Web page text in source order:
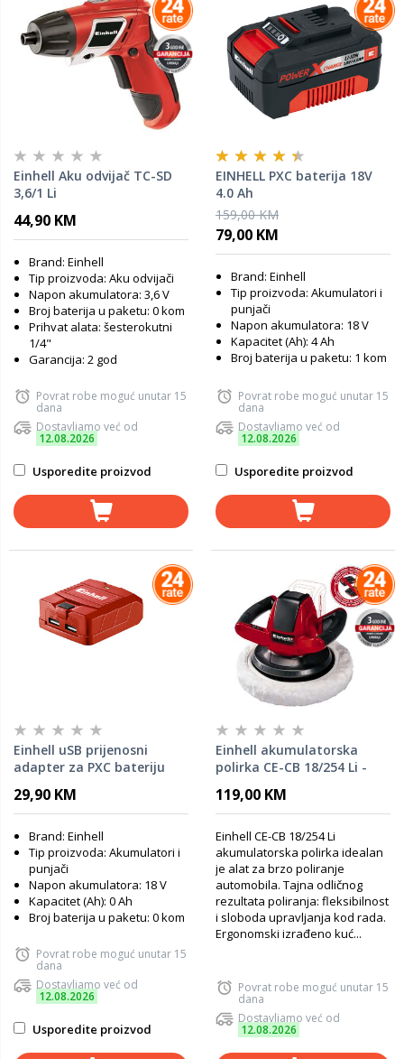
Einhell Aku odvijač TC-SD
3,6/1 Li
44,90 KM
Brand: Einhell
Tip proizvoda: Aku odvijači
Napon akumulatora: 3,6 V
Broj baterija u paketu: 0 kom
Prihvat alata: šesterokutni
1/4"
Garancija: 2 god
Povrat robe moguć unutar 15
dana
Dostavljamo već od
12.08.2026
Usporedite proizvod
EINHELL PXC baterija 18V
4.0 Ah
159,00 KM
79,00 KM
Brand: Einhell
Tip proizvoda: Akumulatori i
punjači
Napon akumulatora: 18 V
Kapacitet (Ah): 4 Ah
Broj baterija u paketu: 1 kom
Povrat robe moguć unutar 15
dana
Dostavljamo već od
12.08.2026
Usporedite proizvod
Einhell uSB prijenosni
adapter za PXC bateriju
29,90 KM
Brand: Einhell
Tip proizvoda: Akumulatori i
punjači
Napon akumulatora: 18 V
Kapacitet (Ah): 0 Ah
Broj baterija u paketu: 0 kom
Povrat robe moguć unutar 15
dana
Dostavljamo već od
12.08.2026
Usporedite proizvod
Einhell akumulatorska
polirka CE-CB 18/254 Li -
119,00 KM
Einhell CE-CB 18/254 Li
akumulatorska polirka idealan
je alat za brzo poliranje
automobila. Tajna odličnog
rezultata poliranja: fleksibilnost
i sloboda upravljanja kod rada.
Ergonomski izrađeno kuć...
Povrat robe moguć unutar 15
dana
Dostavljamo već od
12.08.2026